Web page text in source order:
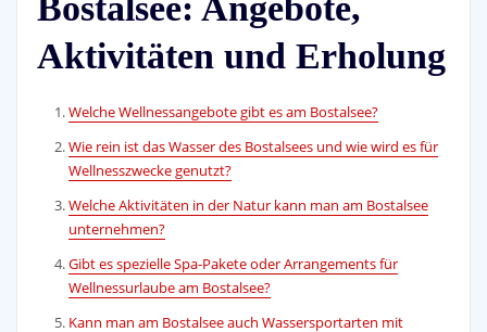
Aktivitäten und Erholung
Welche Wellnessangebote gibt es am Bostalsee?
Wie rein ist das Wasser des Bostalsees und wie wird es für
Wellnesszwecke genutzt?
Welche Aktivitäten in der Natur kann man am Bostalsee
unternehmen?
Gibt es spezielle Spa-Pakete oder Arrangements für
Wellnessurlaube am Bostalsee?
Kann man am Bostalsee auch Wassersportarten mit